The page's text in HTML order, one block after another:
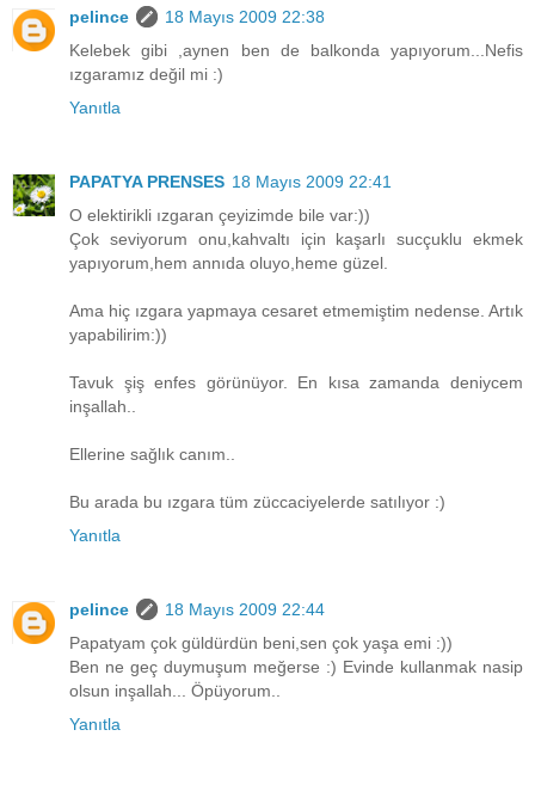
pelince
18 Mayıs 2009 22:38
Kelebek gibi ,aynen ben de balkonda yapıyorum...Nefis
ızgaramız değil mi :)
Yanıtla
PAPATYA PRENSES 18 Mayıs 2009 22:41
O elektirikli ızgaran çeyizimde bile var:))
Çok seviyorum onu,kahvaltı için kaşarlı sucçuklu ekmek
yapıyorum,hem annıda oluyo,heme güzel.
Ama hiç ızgara yapmaya cesaret etmemiştim nedense. Artık
yapabilirim:))
Tavuk şiş enfes görünüyor. En kısa zamanda deniycem
inşallah..
Ellerine sağlık canım..
Bu arada bu ızgara tüm züccaciyelerde satılıyor :)
Yanıtla
pelince
18 Mayıs 2009 22:44
Papatyam çok güldürdün beni,sen çok yaşa emi :))
Ben ne geç duymuşum meğerse :) Evinde kullanmak nasip
olsun inşallah... Öpüyorum..
Yanıtla